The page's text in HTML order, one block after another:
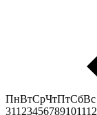
ПнВтСрЧтПтСбВс
311 23456789101112